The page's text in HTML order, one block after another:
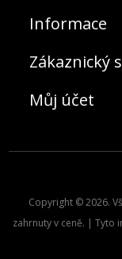
Informace
Zákaznický
Můj účet
Copyright © 2026.
zahrnuty v ceně. | Tyto